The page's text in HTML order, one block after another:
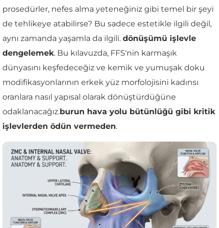
prosedürler, nefes alma yeteneğiniz gibi temel bir şeyi
de tehlikeye atabilirse? Bu sadece estetikle ilgili değil,
aynı zamanda yaşamla da ilgili. dönüşümü işlevle
dengelemek. Bu kılavuzda, FFS'nin karmaşık
dünyasını keşfedeceğiz ve kemik ve yumuşak doku
modifikasyonlarının erkek yüz morfolojisini kadınsı
oranlara nasıl yapısal olarak dönüştürdüğüne
odaklanacağız.burun hava yolu bütünlüğü gibi kritik
işlevlerden ödün vermeden.